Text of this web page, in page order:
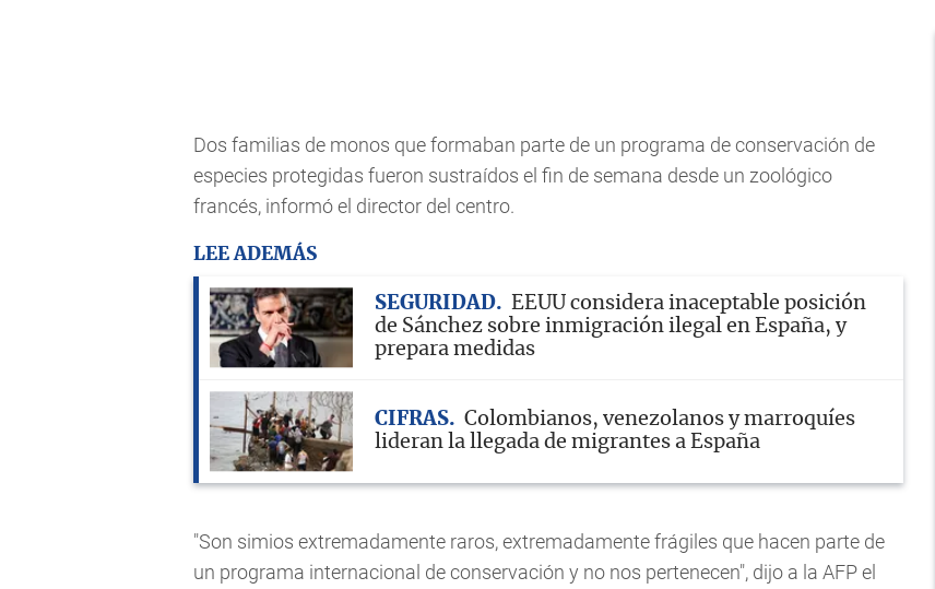
Dos familias de monos que formaban parte de un programa de conservación de
especies protegidas fueron sustraídos el fin de semana desde un zoológico
francés, informó el director del centro.
LEE ADEMÁS
SEGURIDAD
EEUU considera inaceptable posición
de Sánchez sobre inmigración ilegal en España, y
prepara medidas
CIFRAS
Colombianos, venezolanos y marroquíes
lideran la llegada de migrantes a España
"Son simios extremadamente raros, extremadamente frágiles que hacen parte de
un programa internacional de conservación y no nos pertenecen", dijo a la AFP el